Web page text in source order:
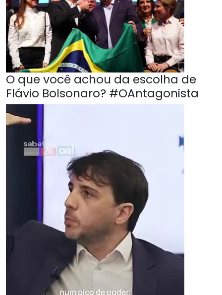
O que você achou da escolha de
Flávio Bolsonaro? #OAntagonista